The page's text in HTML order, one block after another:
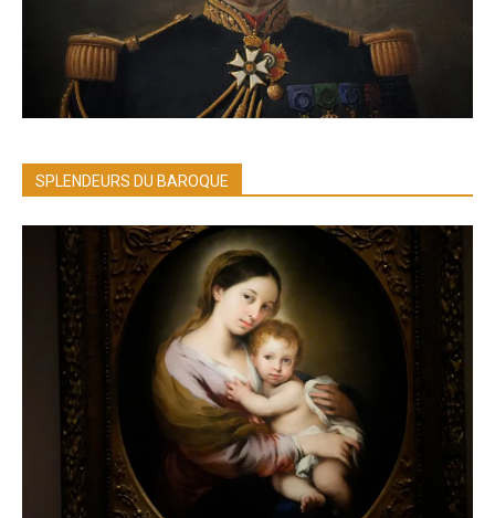
SPLENDEURS DU BAROQUE